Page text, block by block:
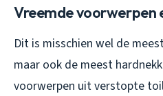
Vreemde voorwerpen
Dit is misschien wel de
maar ook de meest
voorwerpen uit verstopte